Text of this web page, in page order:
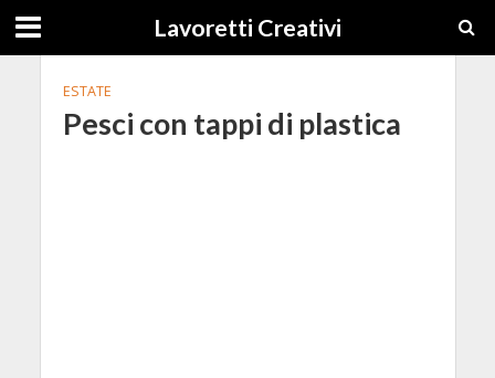
Lavoretti Creativi
ESTATE
Pesci con tappi di plastica